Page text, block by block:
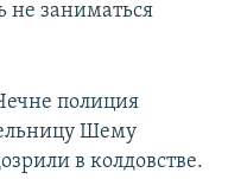
не заниматься
полиция
Шему
в колдовстве.